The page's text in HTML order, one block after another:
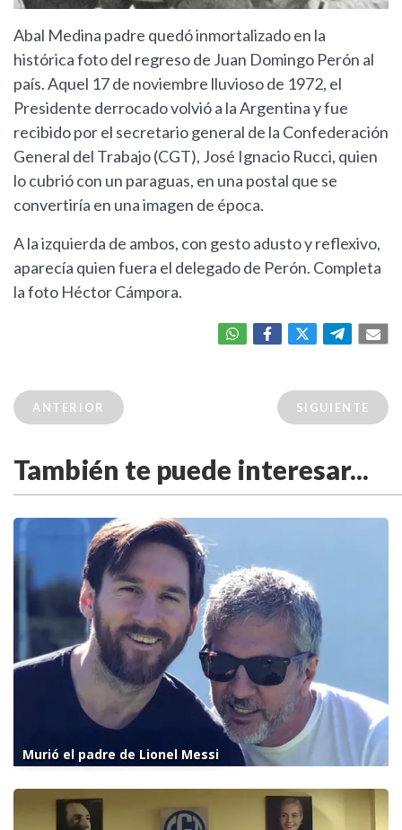
Abal Medina padre quedó inmortalizado en la
histórica foto del regreso de Juan Domingo Perón al
país. Aquel 17 de noviembre lluvioso de 1972, el
Presidente derrocado volvió a la Argentina y fue
recibido por el secretario general de la Confederación
General del Trabajo (CGT), José Ignacio Rucci, quien
lo cubrió con un paraguas, en una postal que se
convertiría en una imagen de época.
A la izquierda de ambos, con gesto adusto y reflexivo,
aparecía quien fuera el delegado de Perón. Completa
la foto Héctor Cámpora.
ANTERIOR SIGUIENTE
También te puede interesar...
Murió el padre de Lionel Messi